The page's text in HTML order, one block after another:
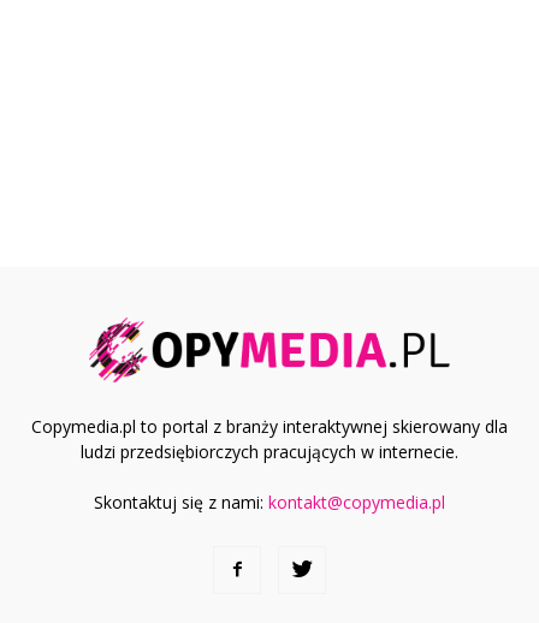
Copymedia.pl to portal z branży interaktywnej skierowany dla
ludzi przedsiębiorczych pracujących w internecie.
Skontaktuj się z nami: kontakt@copymedia.pl